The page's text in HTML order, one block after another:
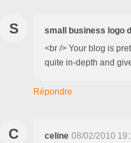
S small business logo
<br /> Your blog is
quite in-depth and
Répondre
C celine 08/02/2010